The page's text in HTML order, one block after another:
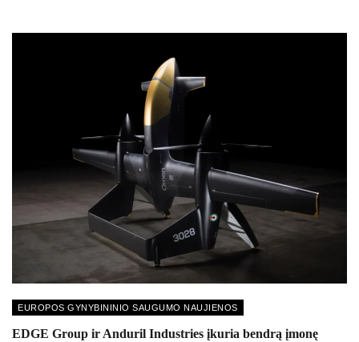
EUROPOS GYNYBININIO SAUGUMO NAUJIENOS
EDGE Group ir Anduril Industries įkuria bendrą įmonę